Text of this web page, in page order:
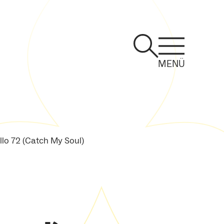
MENÜ
72 (Catch My Soul)